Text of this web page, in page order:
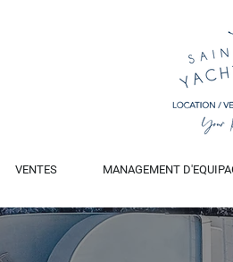
VENTES MANAGEMENT